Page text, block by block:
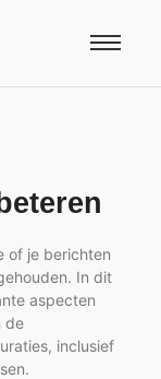
of je berichten
In dit
aspecten
de
inclusief